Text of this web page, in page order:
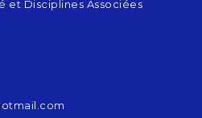
et Disciplines Associées